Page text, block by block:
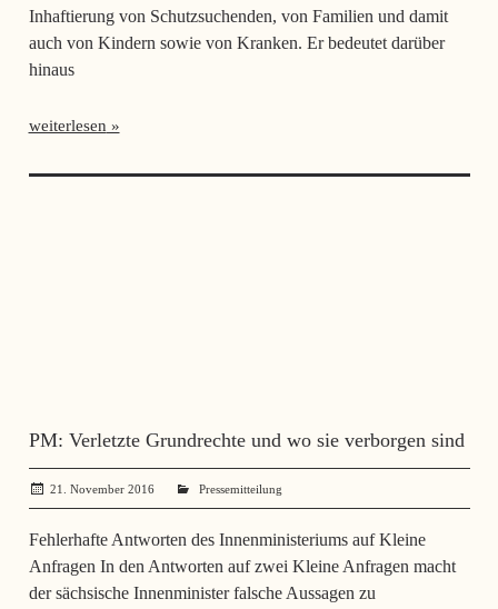
Inhaftierung von Schutzsuchenden, von Familien und damit
auch von Kindern sowie von Kranken. Er bedeutet darüber
hinaus
weiterlesen
PM: Verletzte Grundrechte und wo sie verborgen sind
21. November 2016 administrator
Pressemitteilung
Fehlerhafte Antworten des Innenministeriums auf Kleine
Anfragen In den Antworten auf zwei Kleine Anfragen macht
der sächsische Innenminister falsche Aussagen zu